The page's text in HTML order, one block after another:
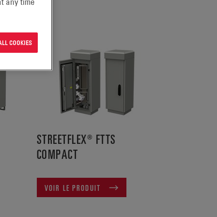
STREETFLEX® FTTS
COMPACT
VOIR LE PRODUIT
any time
COOKIES